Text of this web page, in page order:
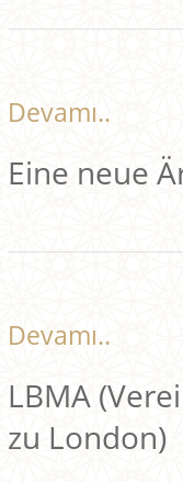
Devamı..
Eine neue
Devamı..
LBMA
zu London)